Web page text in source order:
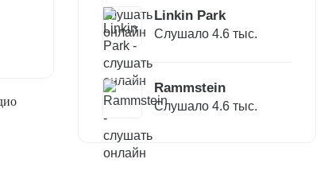
Linkin Park
Слушало 4.6 тыс.
Rammstein
Слушало 4.6 тыс.